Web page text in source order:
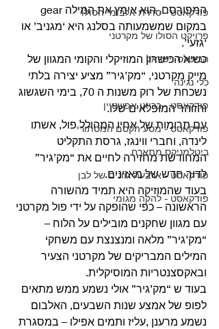
פודקאסט - סדרת אלבומי הסולו
פרויקט הסולו של מקרטני
הביטלס וישראל
כלי נגינה
פודקאסט - בריאן אפשטיין
פודקאסט - מסע הקסם המסתורי
ביטלמניקס מתארח
פודקאסט - ארבעה גוונים של לבן
פודקאסט - להקה מגומי
במקום שמשמעותה בסלנג היא ‘מגניב’ או
‘גזעי’.
כשיא הכישרון המוזיקלי והקומי המגוון של
מייק מקרטני, “מק’גיר” מציע יצירה בלתי
נשכחת של רוק משנות ה 70, בימי השגשוג
והזוהר המופלאים שלו.
עם תרומות של אחיו המהולל פול, אשתו
לינדה, וחברי ווינגז, גרסת התקליט
המחודשת מחזירה לחיים את “מק’גיר”
לדור חדש של מאזינים.
בעוד שהמוזיקה היא תמיד מהשורה
הראשונה – כפי שהופקה על ידי פול מקרטני
עם מגוון שחקנים מובילים על הלוח –
“מק’גיר” מלאה ומנצנצת עם משחקי
המילים המבריקים של מקרטני הצעיר
ובאקסצנטריות המוסיקלית.
בעוד ש “מק’גיר” אולי נשמע ממש מתאים
לפופ של אמצע שנות השבעים, האלבום
נשמע מרענן ,עליז ותמים אפילו – במסגרת